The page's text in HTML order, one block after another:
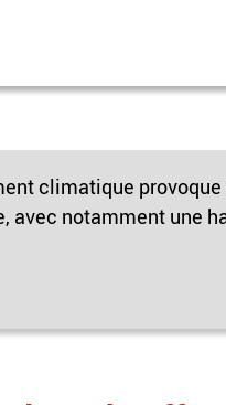
climatique
avec notamment une